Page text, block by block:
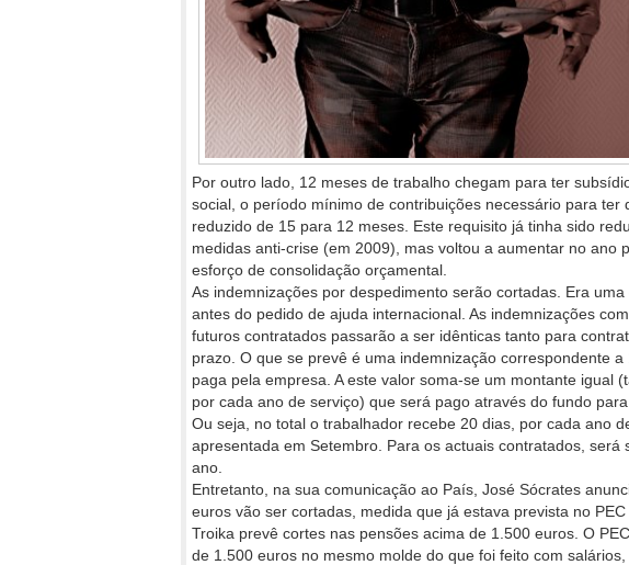
Por outro lado, 12 meses de trabalho chegam para ter
social, o período mínimo de contribuições necessário para
reduzido de 15 para 12 meses. Este requisito já tinha sido
medidas anti-crise (em 2009), mas voltou a aumentar no ano
esforço de consolidação orçamental.
As indemnizações por despedimento serão cortadas. Era
antes do pedido de ajuda internacional. As indemnizações
futuros contratados passarão a ser idênticas tanto para
prazo. O que se prevê é uma indemnização correspondente
paga pela empresa. A este valor soma-se um montante igual
por cada ano de serviço) que será pago através do fundo
Ou seja, no total o trabalhador recebe 20 dias, por cada ano
apresentada em Setembro. Para os actuais contratados,
ano.
Entretanto, na sua comunicação ao País, José Sócrates
euros vão ser cortadas, medida que já estava prevista no
Troika prevê cortes nas pensões acima de 1.500 euros. O
de 1.500 euros no mesmo molde do que foi feito com